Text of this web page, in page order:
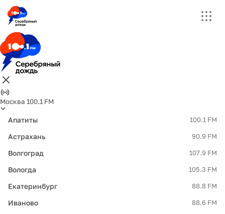
Москва 100.1 FM
Апатиты 100.1 FM
Астрахань 90.9 FM
Волгоград 107.9 FM
Вологда 105.3 FM
Екатеринбург 88.8 FM
Иваново 88.6 FM